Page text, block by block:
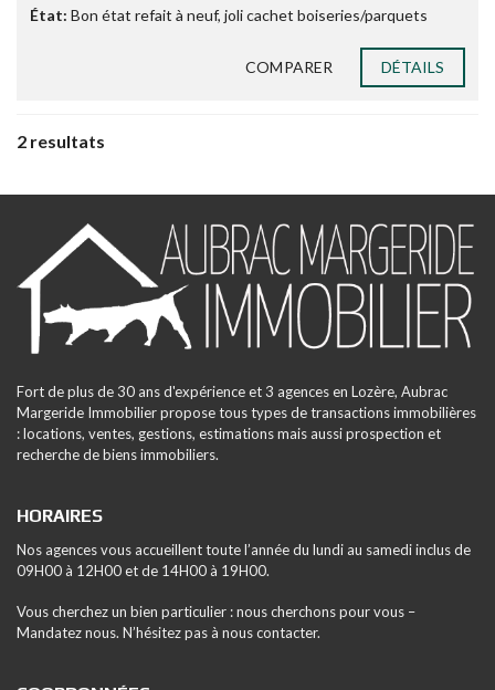
État: Bon état refait à neuf, joli cachet boiseries/parquets
COMPARER DÉTAILS
2 resultats
Fort de plus de 30 ans d'expérience et 3 agences en Lozère, Aubrac
Margeride Immobilier propose tous types de transactions immobilières
: locations, ventes, gestions, estimations mais aussi prospection et
recherche de biens immobiliers.
HORAIRES
Nos agences vous accueillent toute l’année du lundi au samedi inclus de
09H00 à 12H00 et de 14H00 à 19H00.
Vous cherchez un bien particulier : nous cherchons pour vous –
Mandatez nous. N’hésitez pas à nous contacter.